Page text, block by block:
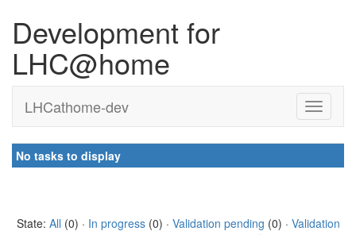
Development for
LHC@home
LHCathome-dev
No tasks to display
State: All (0) · In progress(0) · Validation pending (0) · Validation